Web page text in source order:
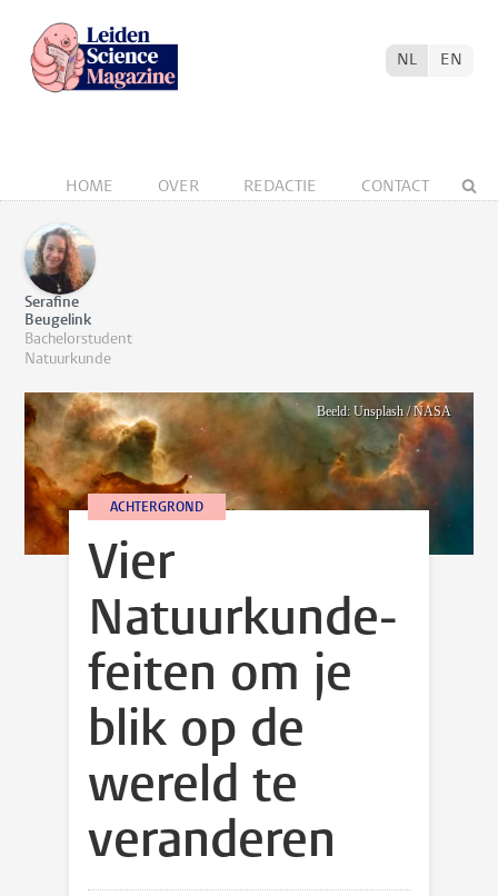
HOME OVER REDACTIE CONTACT
NL EN
Serafine
Beugelink
Bachelorstudent
Natuurkunde
Beeld: Unsplash / NASA
ACHTERGROND
Vier
Natuurkunde-
feiten om je
blik op de
wereld te
veranderen